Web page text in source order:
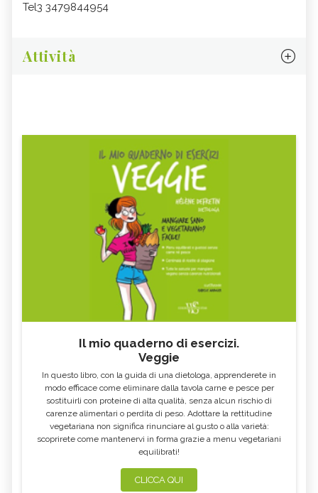
Tel3 3479844954
Attività
Il mio quaderno di esercizi.
Veggie
In questo libro, con la guida di una dietologa, apprenderete in
modo efficace come eliminare dalla tavola carne e pesce per
sostituirli con proteine di alta qualità, senza alcun rischio di
carenze alimentari o perdita di peso. Adottare la rettitudine
vegetariana non significa rinunciare al gusto o alla varietà:
scoprirete come mantenervi in forma grazie a menu vegetariani
equilibrati!
CLICCA QUI